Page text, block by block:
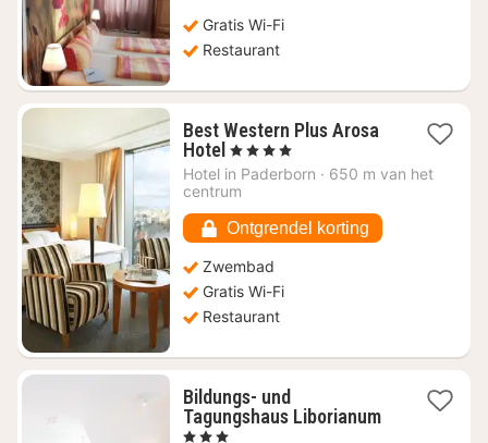
62,11
Gratis Wi-Fi
Restaurant
Best Western Plus Arosa
Hotel 1
nacht
vanaf
114,58
, 4 Sterren
Hotel in Paderborn · 650 m van het
centrum
Ontgrendel korting
Zwembad
Gratis Wi-Fi
Restaurant
Bildungs- und
Tagungshaus Liborianum1
, 3 Sterren